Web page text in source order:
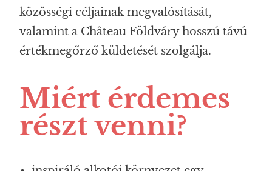
közösségi céljainak megvalósítását,
valamint a Château Földváry hosszú távú
értékmegőrző küldetését szolgálja.
Miért érdemes
részt venni?